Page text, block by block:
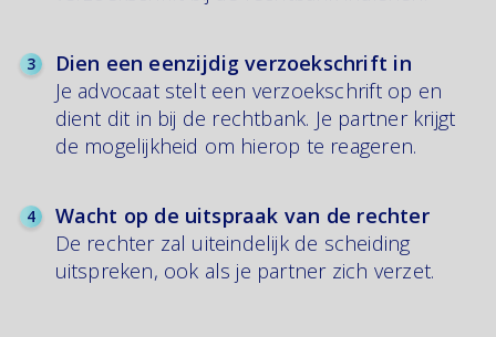
Dien een eenzijdig verzoekschrift in
Je advocaat stelt een verzoekschrift op en
dient dit in bij de rechtbank. Je partner krijgt
de mogelijkheid om hierop te reageren.
Wacht op de uitspraak van de rechter
De rechter zal uiteindelijk de scheiding
uitspreken, ook als je partner zich verzet.